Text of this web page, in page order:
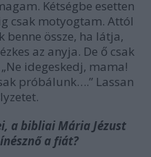
Kétségbe esetten
csak motyogtam. Attól
össze, ha látja,
az anyja. De ő csak
idegeskedj, mama!
próbálunk….” Lassan
a bibliai Mária Jézust
a fiát?